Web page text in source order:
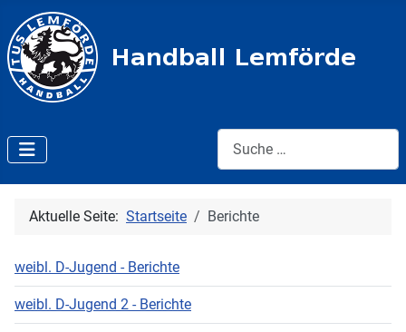
Suche:
Aktuelle Seite: Startseite Berichte
weibl. D-Jugend - Berichte
weibl. D-Jugend 2 - Berichte